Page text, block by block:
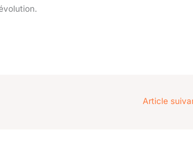
Article